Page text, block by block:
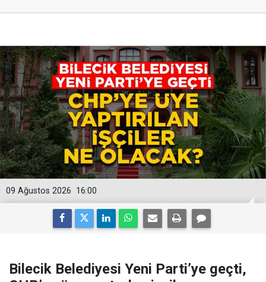
16:00
09 Ağustos 2026
Bilecik Belediyesi Yeni Parti’ye geçti,